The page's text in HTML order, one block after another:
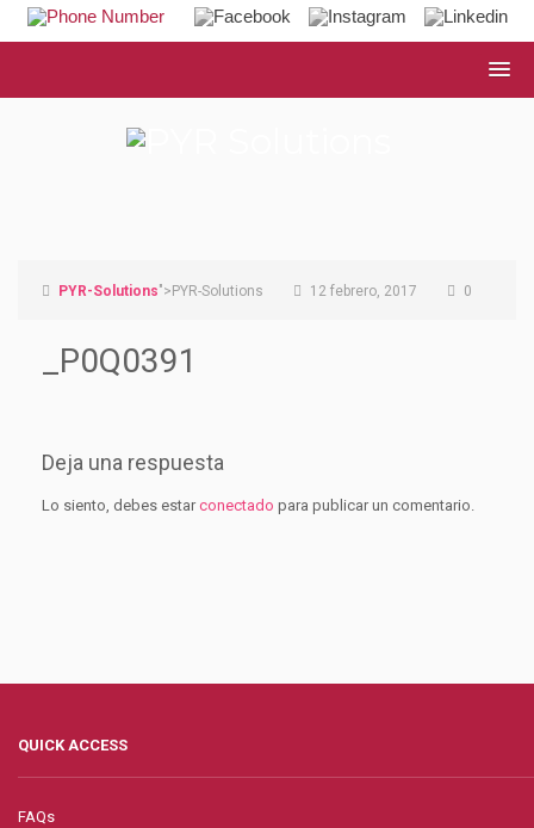
PYR-Solutions">PYR-Solutions 12 febrero, 2017 0
_P0Q0391
Deja una respuesta
Lo siento, debes estarconectado para publicar un comentario.
QUICK ACCESS
FAQs